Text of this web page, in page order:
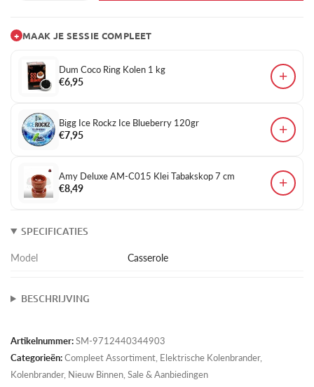
+ MAAK JE SESSIE COMPLEET
Dum Coco Ring Kolen 1 kg
€6,95
+
Bigg Ice Rockz Ice Blueberry 120gr
€7,95
+
Amy Deluxe AM-C015 Klei Tabakskop 7 cm
€8,49
+
SPECIFICATIES
Model Casserole
BESCHRIJVING
Artikelnummer:SM-9712440344903
Categorieën:Compleet Assortiment Elektrische Kolenbrander,
Kolenbrander, Nieuw Binnen Sale & Aanbiedingen